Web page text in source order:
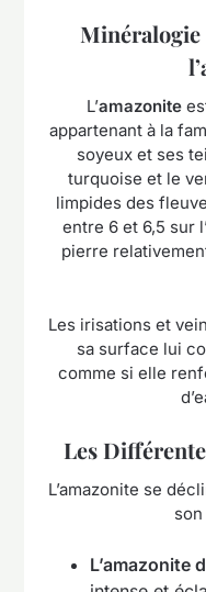
Minéralogie
L’amazonite
appartenant à la
soyeux et ses
turquoise et le
limpides des
entre 6 et 6,5 sur
pierre
Les irisations et
sa surface lui
comme si elle
Les
L’amazonite se
son
L’amazonite